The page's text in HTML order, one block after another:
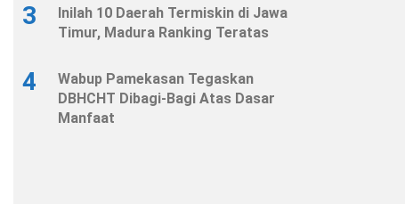
3
Inilah 10 Daerah Termiskin di Jawa
Timur, Madura Ranking Teratas
4
Wabup Pamekasan Tegaskan
DBHCHT Dibagi-Bagi Atas Dasar
Manfaat